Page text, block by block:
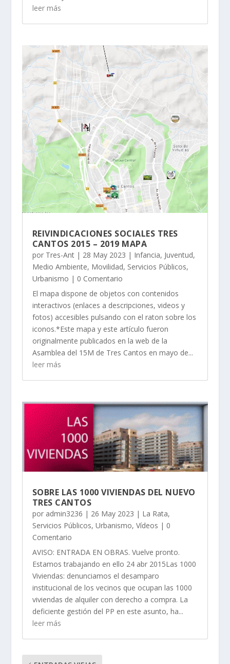
leer más
REIVINDICACIONES SOCIALES TRES
CANTOS 2015 – 2019 MAPA
por Tres-Ant| 28 May 2023 | Infancia, Juventud,
Medio Ambiente, Movilidad, Servicios Públicos,
Urbanismo | 0 Comentario
El mapa dispone de objetos con contenidos
interactivos (enlaces a descripciones, videos y
fotos) accesibles pulsando con el raton sobre los
iconos.*Este mapa y este artículo fueron
originalmente publicados en la web de la
Asamblea del 15M de Tres Cantos en mayo de...
leer más
SOBRE LAS 1000 VIVIENDAS DEL NUEVO
TRES CANTOS
por admin3236 | 26 May 2023 | La Rata,
Servicios Públicos, Urbanismo, Vídeos | 0
Comentario
AVISO: ENTRADA EN OBRAS. Vuelve pronto.
Estamos trabajando en ello 24 abr 2015Las 1000
Viviendas: denunciamos el desamparo
institucional de los vecinos que ocupan las 1000
viviendas de alquiler con derecho a compra. La
deficiente gestión del PP en este asunto, ha...
leer más